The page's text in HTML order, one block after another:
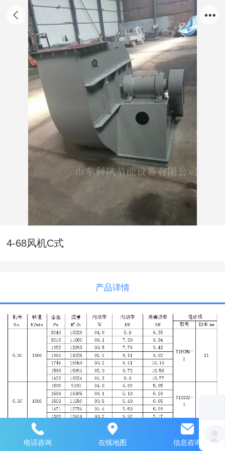
4-68风机C式
产品详情
电话咨询 在线地图 信息咨询